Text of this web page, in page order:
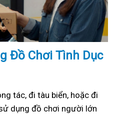
Đồ Chơi Tình Dục
tác, đi tàu biển, hoặc đi
dụng đồ chơi người lớn